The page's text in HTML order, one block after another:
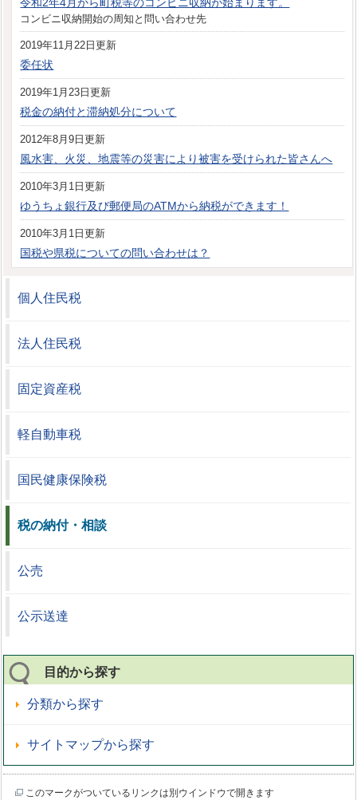
コンビニ収納開始の周知と問い合わせ先
2019年11月22日更新
委任状
2019年1月23日更新
税金の納付と滞納処分について
2012年8月9日更新
風水害、火災、地震等の災害により被害を受けられた皆さんへ
2010年3月1日更新
ゆうちょ銀行及び郵便局のATMから納税ができます！
2010年3月1日更新
国税や県税についての問い合わせは？
個人住民税
法人住民税
固定資産税
軽自動車税
国民健康保険税
税の納付・相談
公売
公示送達
目的から探す
分類から探す
サイトマップから探す
このマークがついているリンクは別ウインドウで開きます